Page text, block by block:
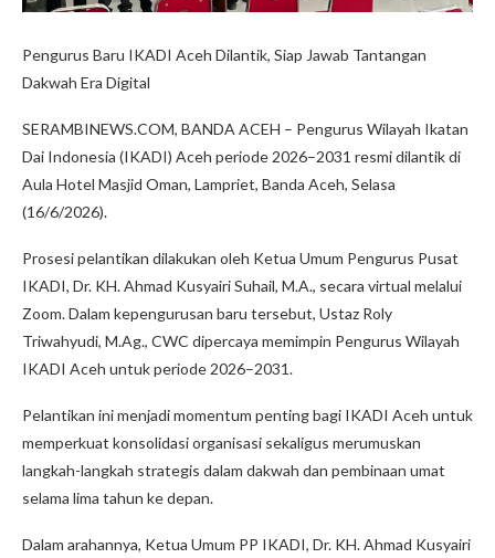
Pengurus Baru IKADI Aceh Dilantik, Siap Jawab Tantangan
Dakwah Era Digital
SERAMBINEWS.COM, BANDA ACEH – Pengurus Wilayah Ikatan
Dai Indonesia (IKADI) Aceh periode 2026–2031 resmi dilantik di
Aula Hotel Masjid Oman, Lampriet, Banda Aceh, Selasa
(16/6/2026).
Prosesi pelantikan dilakukan oleh Ketua Umum Pengurus Pusat
IKADI, Dr. KH. Ahmad Kusyairi Suhail, M.A., secara virtual melalui
Zoom. Dalam kepengurusan baru tersebut, Ustaz Roly
Triwahyudi, M.Ag., CWC dipercaya memimpin Pengurus Wilayah
IKADI Aceh untuk periode 2026–2031.
Pelantikan ini menjadi momentum penting bagi IKADI Aceh untuk
memperkuat konsolidasi organisasi sekaligus merumuskan
langkah-langkah strategis dalam dakwah dan pembinaan umat
selama lima tahun ke depan.
Dalam arahannya, Ketua Umum PP IKADI, Dr. KH. Ahmad Kusyairi